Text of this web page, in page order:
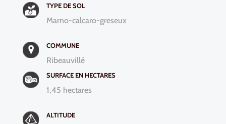
TYPE DE SOL
Marno-calcaro-greseux
COMMUNE
Ribeauvillé
SURFACE EN HECTARES
1,45 hectares
ALTITUDE